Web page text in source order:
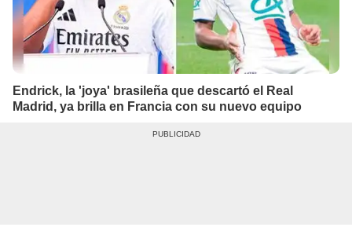
Endrick, la 'joya' brasileña que descartó el Real
Madrid, ya brilla en Francia con su nuevo equipo